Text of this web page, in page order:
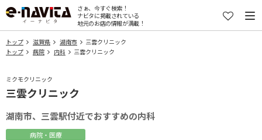
さぁ、今すぐ検索！
ナビタに掲載されている
地元のお店の情報が満載！
トップ 滋賀県 湖南市
三雲クリニック
トップ
病院 内科 三雲クリニック
ミクモクリニック
三雲クリニック
湖南市、三雲駅付近でおすすめの内科
病院・医療